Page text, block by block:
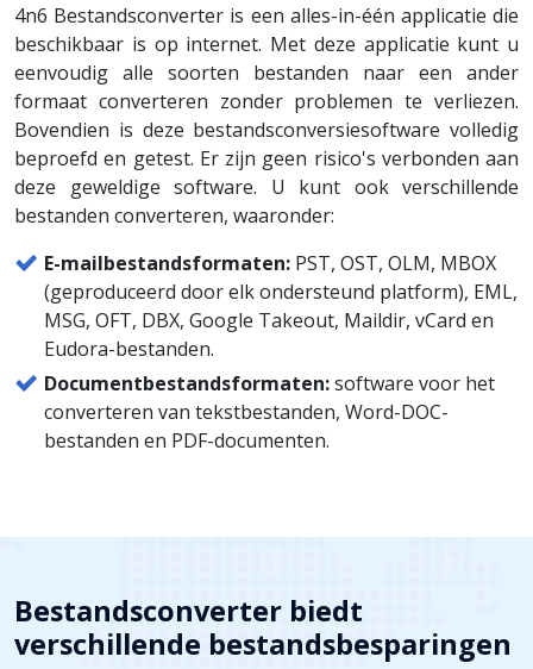
4n6 Bestandsconverter is een alles-in-één applicatie die
beschikbaar is op internet. Met deze applicatie kunt u
eenvoudig alle soorten bestanden naar een ander
formaat converteren zonder problemen te verliezen.
Bovendien is deze bestandsconversiesoftware volledig
beproefd en getest. Er zijn geen risico's verbonden aan
deze geweldige software. U kunt ook verschillende
bestanden converteren, waaronder:
E-mailbestandsformaten: PST, OST, OLM, MBOX
(geproduceerd door elk ondersteund platform), EML,
MSG, OFT, DBX, Google Takeout, Maildir, vCard en
Eudora-bestanden.
Documentbestandsformaten:software voor het
converteren van tekstbestanden, Word-DOC-
bestanden en PDF-documenten.
Bestandsconverter biedt
verschillende bestandsbesparingen